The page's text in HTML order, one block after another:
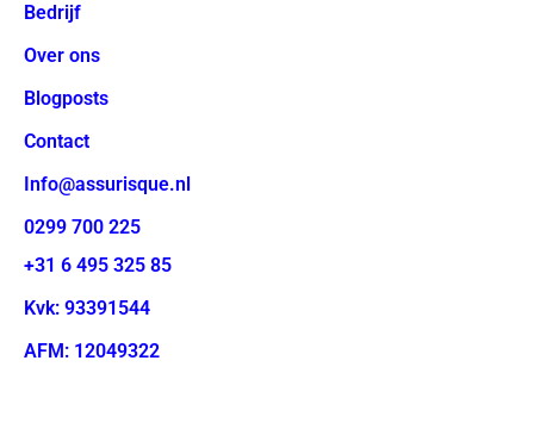
Bedrijf
Over ons
Blogposts
Contact
Info@assurisque.nl
0299 700 225
+31 6 495 325 85
Kvk: 93391544
AFM: 12049322